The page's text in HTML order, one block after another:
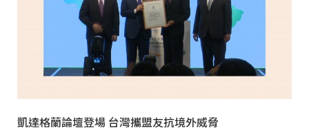
凱達格蘭論壇登場 台灣攜盟友抗境外威脅